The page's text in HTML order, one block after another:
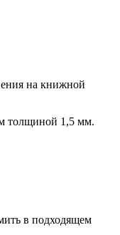
на книжной
толщиной 1,5 мм.
в подходящем